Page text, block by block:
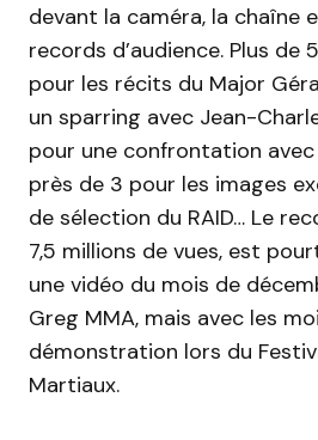
devant la caméra, la chaîne
records d’audience. Plus de
pour les récits du Major
un sparring avec Jean-
pour une confrontation avec
près de 3 pour les images
de sélection du RAID… Le
7,5 millions de vues, est
une vidéo du mois de
Greg MMA, mais avec les
démonstration lors du
Martiaux.